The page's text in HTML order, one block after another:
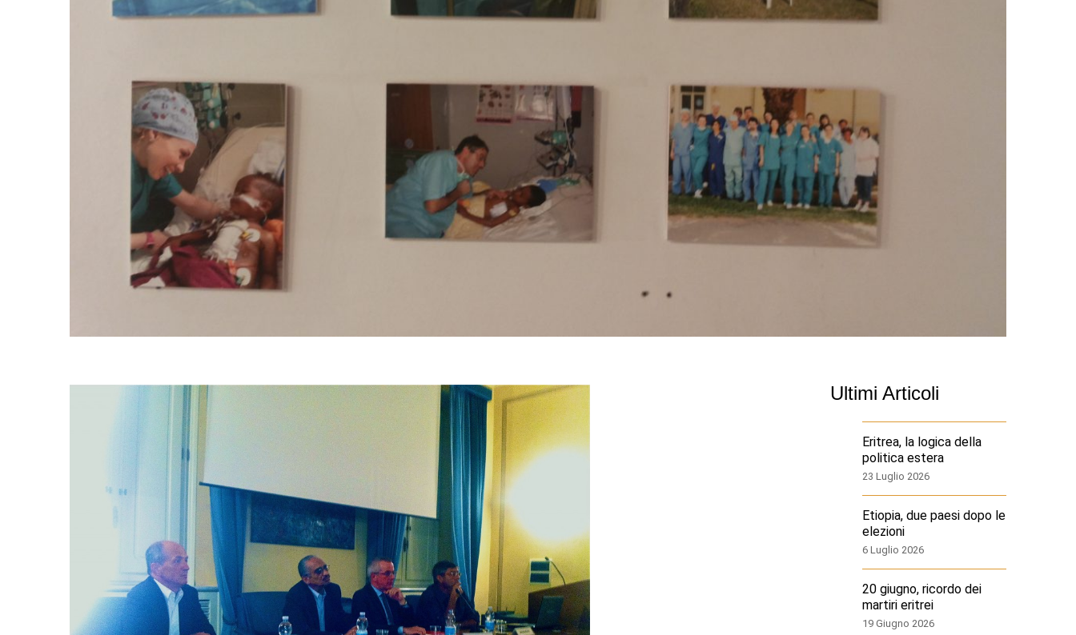
Ultimi Articoli
Eritrea, la logica della
politica estera
23 Luglio 2026
Etiopia, due paesi dopo le
elezioni
6 Luglio 2026
20 giugno, ricordo dei
martiri eritrei
19 Giugno 2026